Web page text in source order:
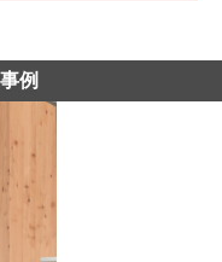
例